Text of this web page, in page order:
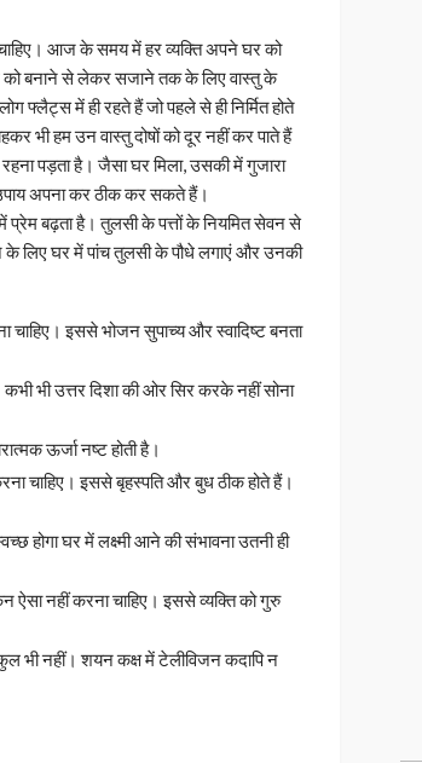
चाहिए। आज के समय में हर व्यक्ति अपने घर को
को बनाने से लेकर सजाने तक के लिए वास्तु के
फ्लैट्स में ही रहते हैं जो पहले से ही निर्मित होते
भी हम उन वास्तु दोषों को दूर नहीं कर पाते हैं
पड़ता है। जैसा घर मिला, उसकी में गुजारा
अपना कर ठीक कर सकते हैं।
प्रेम बढ़ता है। तुलसी के पत्तों के नियमित सेवन से
के लिए घर में पांच तुलसी के पौधे लगाएं और उनकी
चाहिए। इससे भोजन सुपाच्य और स्वादिष्ट बनता
कभी भी उत्तर दिशा की ओर सिर करके नहीं सोना
ऊर्जा नष्ट होती है।
चाहिए। इससे बृहस्पति और बुध ठीक होते हैं।
होगा घर में लक्ष्मी आने की संभावना उतनी ही
नहीं करना चाहिए। इससे व्यक्ति को गुरु
भी नहीं। शयन कक्ष में टेलीविजन कदापि न